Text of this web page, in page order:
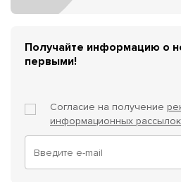
Получайте информацию о
первыми!
Согласие на получение
информационных рассылок